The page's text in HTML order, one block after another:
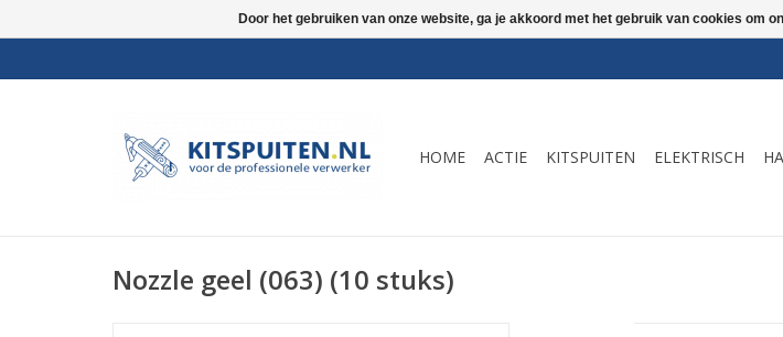
HOME ACTIE KITSPUITEN ELEKTRISCH
Nozzle geel (063) (10 stuks)
Door het gebruiken van onze website, ga je akkoord met het gebruik van cookies om